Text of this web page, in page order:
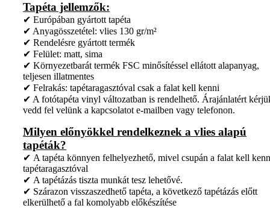
Tapéta jellemzők:
✔ Európában gyártott tapéta
✔ Anyagösszetétel: vlies 130 gr/m²
✔ Rendelésre gyártott termék
✔ Felület: matt, sima
✔ Környezetbarát termék FSC minősítéssel ellátott alapanyag,
teljesen illatmentes
✔ Felrakás: tapétaragasztóval csak a falat kell kenni
✔ A fotótapéta vinyl változatban is rendelhető. Árajánlatért
vedd fel velünk a kapcsolatot e-mailben vagy telefonon.
Milyen előnyökkel rendelkeznek a vlies alapú
tapéták?
✔ A tapéta könnyen felhelyezhető, mivel csupán a falat kell
tapétaragasztóval
✔ A tapétázás tiszta munkát tesz lehetővé.
✔ Szárazon visszaszedhető tapéta, a következő tapétázás előtt
elkerülhető a fal komolyabb előkészítése